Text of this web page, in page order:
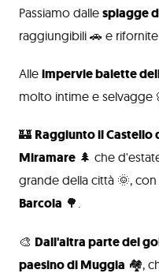
Passiamo dalle spiagge
raggiungibili 🚗 e
Alle impervie baiette
molto intime e selvagge
🏰 Raggiunto il Castello
Miramare 🌲 che
grande della città 🌞, con
Barcola 🌳.
🎨 Dall'altra parte del
paesino di Muggia 🏘️,